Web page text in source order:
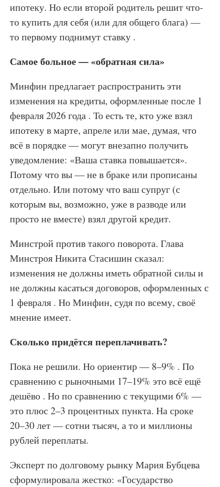
ипотеку. Но если второй родитель решит что-
то купить для себя (или для общего блага) —
то первому поднимут ставку .
Самое больное — «обратная сила»
Минфин предлагает распространить эти
изменения на кредиты, оформленные после 1
февраля 2026 года . То есть те, кто уже взял
ипотеку в марте, апреле или мае, думая, что
всё в порядке — могут внезапно получить
уведомление: «Ваша ставка повышается».
Потому что вы — не в браке или прописаны
отдельно. Или потому что ваш супруг (с
которым вы, возможно, уже в разводе или
просто не вместе) взял другой кредит.
Минстрой против такого поворота. Глава
Минстроя Никита Стасишин сказал:
изменения не должны иметь обратной силы и
не должны касаться договоров, оформленных с
1 февраля . Но Минфин, судя по всему, своё
мнение имеет.
Сколько придётся переплачивать?
Пока не решили. Но ориентир — 8–9% . По
сравнению с рыночными 17–19% это всё ещё
дешёво . Но по сравнению с текущими 6% —
это плюс 2–3 процентных пункта. На сроке
20–30 лет — сотни тысяч, а то и миллионы
рублей переплаты.
Эксперт по долговому рынку Мария Бубцева
сформулировала жестко: «Государство